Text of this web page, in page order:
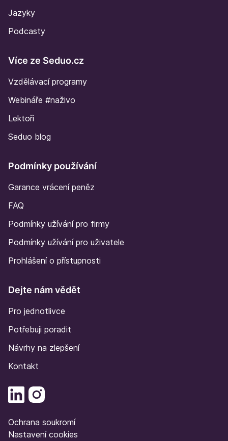
Jazyky
Podcasty
Více ze Seduo.cz
Vzdělávací programy
Webináře #naživo
Lektoři
Seduo blog
Podmínky používání
Garance vrácení peněz
FAQ
Podmínky užívání pro firmy
Podmínky užívání pro uživatele
Prohlášení o přístupnosti
Dejte nám vědět
Pro jednotlivce
Potřebuji poradit
Návrhy na zlepšení
Kontakt
Ochrana soukromí
Nastavení cookies